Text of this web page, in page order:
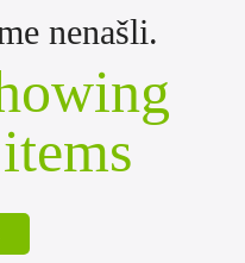
nenašli.